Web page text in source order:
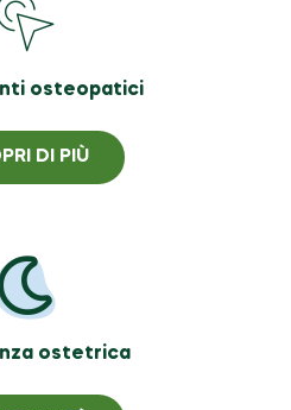
osteopatici
DI PIÙ
ostetrica